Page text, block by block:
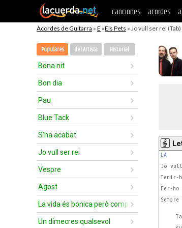
canciones acordes
Acordes de Guitarra » E »Els Pets » Jo vull ser rei (Tab)
Populares del Artista Historial
Bona nit
Bon dia
Pau
Blue Tack
S'ha acabat
Jo vull ser rei
Vespre
Agost
La vida és bonica però complicada
Un dimecres qualsevol
LA
Jo
Tenir-
Fer-